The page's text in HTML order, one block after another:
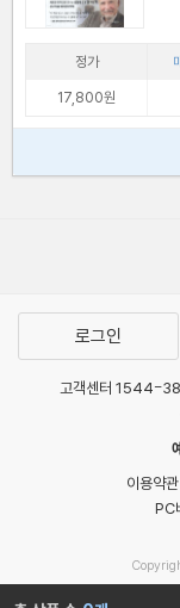
정가
17,800원
로그인
고객센터 1544-
이용약관
PC
MATOM6